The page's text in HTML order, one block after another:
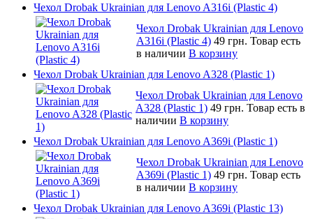
Чехол Drobak Ukrainian для Lenovo A316i (Plastic 4)
Чехол Drobak Ukrainian для Lenovo
A316i (Plastic 4) 49 грн. Товар есть
в наличии В корзину
Чехол Drobak Ukrainian для Lenovo A328 (Plastic 1)
Чехол Drobak Ukrainian для Lenovo
A328 (Plastic 1) 49 грн. Товар есть в
наличии В корзину
Чехол Drobak Ukrainian для Lenovo A369i (Plastic 1)
Чехол Drobak Ukrainian для Lenovo
A369i (Plastic 1) 49 грн. Товар есть
в наличии В корзину
Чехол Drobak Ukrainian для Lenovo A369i (Plastic 13)